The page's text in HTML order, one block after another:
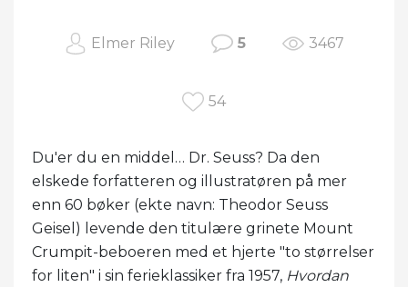
Elmer Riley 5 3467
54
Du'er du en middel… Dr. Seuss? Da den
elskede forfatteren og illustratøren på mer
enn 60 bøker (ekte navn: Theodor Seuss
Geisel) levende den titulære grinete Mount
Crumpit-beboeren med et hjerte "to størrelser
for liten" i sin ferieklassiker fra 1957, Hvordan